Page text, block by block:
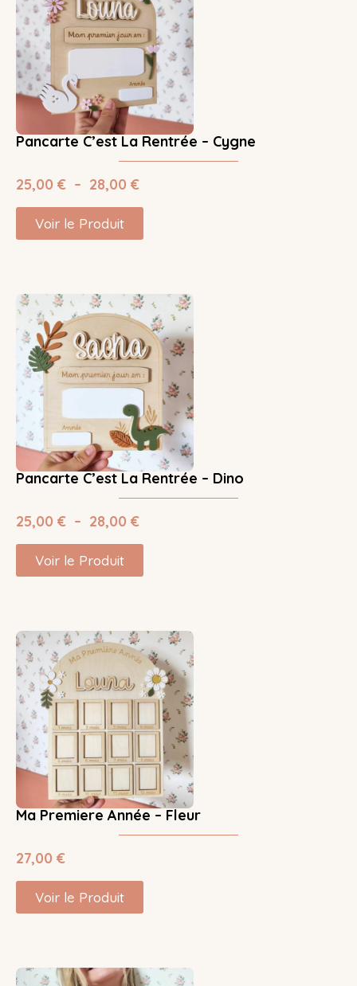
Pancarte C’est La Rentrée – Cygne
25,00 € – 28,00 €
Voir le Produit
Pancarte C’est La Rentrée – Dino
25,00 € – 28,00 €
Voir le Produit
Ma Premiere Année – Fleur
27,00 €
Voir le Produit